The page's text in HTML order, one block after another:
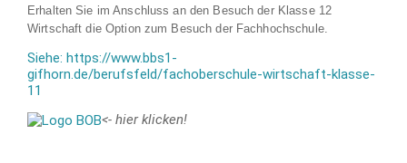
Erhalten Sie im Anschluss an den Besuch der Klasse 12
Wirtschaft die Option zum Besuch der Fachhochschule.
Siehe: https://www.bbs1-
gifhorn.de/berufsfeld/fachoberschule-wirtschaft-klasse-
11
<- hier klicken!